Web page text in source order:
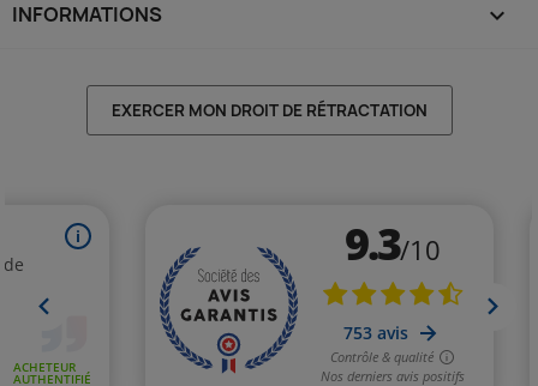
INFORMATIONS keyboard_arrow_down
EXERCER MON DROIT DE RÉTRACTATION